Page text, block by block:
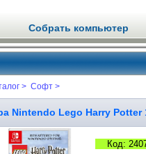
Собрать компьютер
> Софт >
Nintendo Lego Harry Potter
Код: